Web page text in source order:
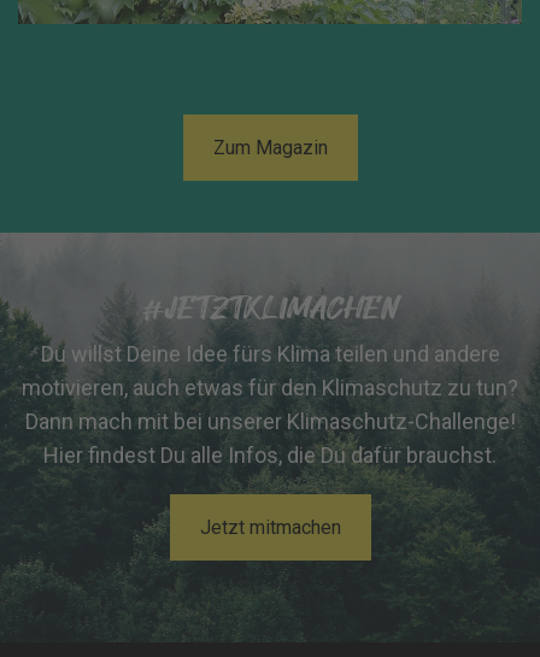
Zum Magazin
#JETZTKLIMACHEN
Du willst Deine Idee fürs Klima teilen und andere
motivieren, auch etwas für den Klimaschutz zu tun?
Dann mach mit bei unserer Klimaschutz-Challenge!
Hier findest Du alle Infos, die Du dafür brauchst.
Jetzt mitmachen